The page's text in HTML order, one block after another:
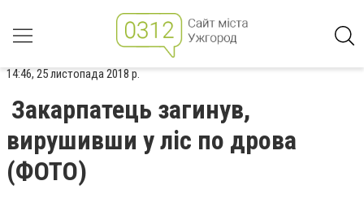
14:46, 25 листопада 2018 р.
Закарпатець загинув,
вирушивши у ліс по дрова
(ФОТО)